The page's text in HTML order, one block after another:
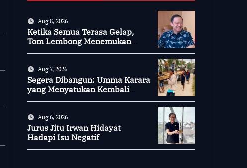
Aug 8, 2026
Ketika Semua Terasa Gelap,
Tom Lembong Menemukan
Aug 7, 2026
Segera Dibangun: Umma Karara
yang Menyatukan Kembali
Aug 6, 2026
Jurus Jitu Irwan Hidayat
Hadapi Isu Negatif